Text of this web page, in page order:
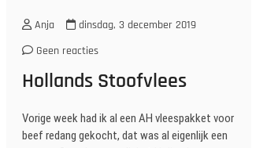
Anja
dinsdag, 3 december 2019
Geen reacties
Hollands Stoofvlees
Vorige week had ik al een AH vleespakket voor
beef redang gekocht, dat was al eigenlijk een